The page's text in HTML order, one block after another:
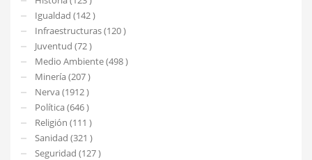
Igualdad (142 )
Infraestructuras (120 )
Juventud (72 )
Medio Ambiente (498 )
Minería (207 )
Nerva (1912 )
Política (646 )
Religión (111 )
Sanidad (321 )
Seguridad (127 )